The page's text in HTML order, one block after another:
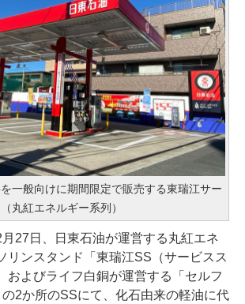
一般向けに期間限定で販売する東瑞江サー
丸紅エネルギー系列）
27日、日東石油が運営する丸紅エネ
リンスタンド「東瑞江SS（サービスス
およびライフ白銅が運営する「セルフ
2か所のSSにて、化石由来の軽油に代